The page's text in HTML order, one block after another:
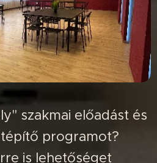
szakmai előadást és
programot?
is lehetőséget